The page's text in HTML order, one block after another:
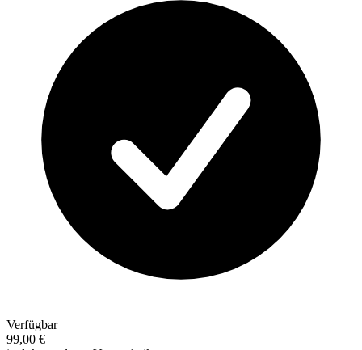
Verfügbar
99,00 €